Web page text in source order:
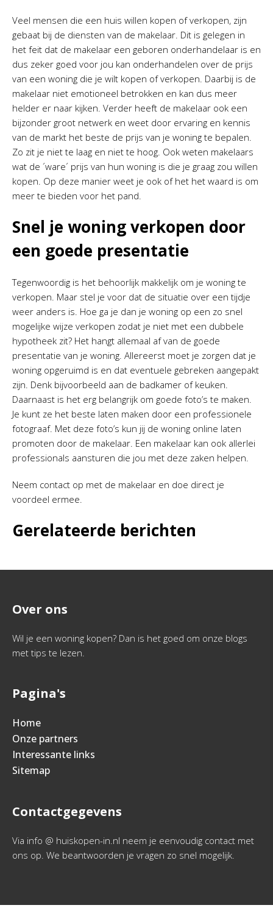
Veel mensen die een huis willen kopen of verkopen, zijn
gebaat bij de diensten van de makelaar. Dit is gelegen in
het feit dat de makelaar een geboren onderhandelaar is en
dus zeker goed voor jou kan onderhandelen over de prijs
van een woning die je wilt kopen of verkopen. Daarbij is de
makelaar niet emotioneel betrokken en kan dus meer
helder er naar kijken. Verder heeft de makelaar ook een
bijzonder groot netwerk en weet door ervaring en kennis
van de markt het beste de prijs van je woning te bepalen.
Zo zit je niet te laag en niet te hoog. Ook weten makelaars
wat de ´ware´ prijs van hun woning is die je graag zou willen
kopen. Op deze manier weet je ook of het het waard is om
meer te bieden voor het pand.
Snel je woning verkopen door
een goede presentatie
Tegenwoordig is het behoorlijk makkelijk om je woning te
verkopen. Maar stel je voor dat de situatie over een tijdje
weer anders is. Hoe ga je dan je woning op een zo snel
mogelijke wijze verkopen zodat je niet met een dubbele
hypotheek zit? Het hangt allemaal af van de goede
presentatie van je woning. Allereerst moet je zorgen dat je
woning opgeruimd is en dat eventuele gebreken aangepakt
zijn. Denk bijvoorbeeld aan de badkamer of keuken.
Daarnaast is het erg belangrijk om goede foto’s te maken.
Je kunt ze het beste laten maken door een professionele
fotograaf. Met deze foto’s kun jij de woning online laten
promoten door de makelaar. Een makelaar kan ook allerlei
professionals aansturen die jou met deze zaken helpen.
Neem contact op met de makelaar en doe direct je
voordeel ermee.
Gerelateerde berichten
Over ons
Wil je een woning kopen? Dan is het goed om onze blogs
met tips te lezen.
Pagina's
Home
Onze partners
Interessante links
Sitemap
Contactgegevens
Via info @ huiskopen-in.nl neem je eenvoudig contact met
ons op. We beantwoorden je vragen zo snel mogelijk.